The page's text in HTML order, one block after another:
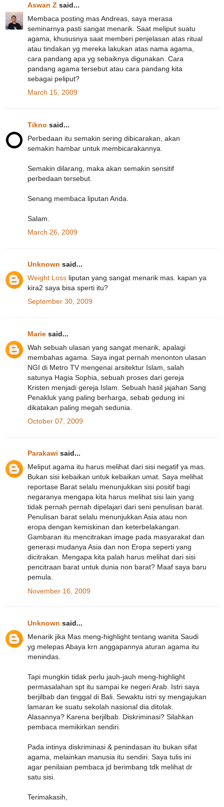
Aswan Z said...
Membaca posting mas Andreas, saya merasa
seminarnya pasti sangat menarik. Saat meliput suatu
agama, khususnya saat memberi penjelasan atas ritual
atau tindakan yg mereka lakukan atas nama agama,
cara pandang apa yg sebaiknya digunakan. Cara
pandang agama tersebut atau cara pandang kita
sebagai peliput?
March 15, 2009
Tikno said...
Perbedaan itu semakin sering dibicarakan, akan
semakin hambar untuk membicarakannya.
Semakin dilarang, maka akan semakin sensitif
perbedaan tersebut.
Senang membaca liputan Anda.
Salam.
March 26, 2009
Unknown said...
Weight Loss liputan yang sangat menarik mas. kapan ya
kira2 saya bisa sperti itu?
September 30, 2009
Marie said...
Wah sebuah ulasan yang sangat menarik, apalagi
membahas agama. Saya ingat pernah menonton ulasan
NGI di Metro TV mengenai arsitektur Islam, salah
satunya Hagia Sophia, sebuah proses dari gereja
Kristen menjadi gereja Islam. Sebuah hasil jajahan Sang
Penakluk yang paling berharga, sebab gedung ini
dikatakan paling megah sedunia.
October 07, 2009
Parakawi said...
Meliput agama itu harus melihat dari sisi negatif ya mas.
Bukan sisi kebaikan untuk kebaikan umat. Saya melihat
reportase Barat selalu menunjukkan sisi positif bagi
negaranya mengapa kita harus melihat sisi lain yang
tidak pernah pernah dipelajari dari seni penulisan barat.
Penulisan barat selalu menunjukkan Asia atau non
eropa dengan kemiskinan dan keterbelakangan.
Gambaran itu mencitrakan image pada masyarakat dan
generasi mudanya Asia dan non Eropa seperti yang
dicitrakan. Mengapa kita palah harus melihat dari sisi
pencitraan barat untuk dunia non barat? Maaf saya baru
pemula.
November 16, 2009
Unknown said...
Menarik jika Mas meng-highlight tentang wanita Saudi
yg melepas Abaya krn anggapannya aturan agama itu
menindas.
Tapi mungkin tidak perlu jauh-jauh meng-highlight
permasalahan spt itu sampai ke negeri Arab. Istri saya
berjilbab dan tinggal di Bali. Sewaktu istri sy mengajukan
lamaran ke suatu sekolah nasional dia ditolak.
Alasannya? Karena berjilbab. Diskriminasi? Silahkan
pembaca memikirkan sendiri.
Pada intinya diskriminasi & penindasan itu bukan sifat
agama, melainkan manusia itu sendiri. Saya tulis ini
agar penilaian pembaca jd berimbang tdk melihat dr
satu sisi.
Terimakasih,